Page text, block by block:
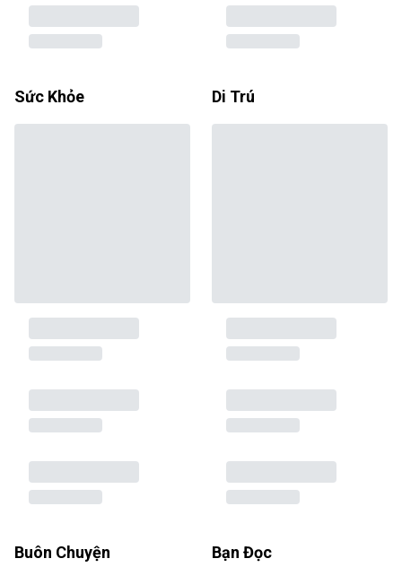
Sức Khỏe Di Trú
Buôn Chuyện Bạn Đọc